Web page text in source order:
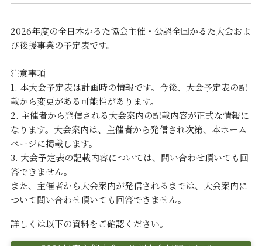
2026年度の全日本かるた協会主催・公認全国かるた大会およ
び後援事業の予定表です。
注意事項
1. 本大会予定表は計画時の情報です。今後、大会予定表の記
載から変更がある可能性があります。
2. 主催者から発信される大会案内の記載内容が正式な情報に
なります。大会案内は、主催者から発信され次第、本ホーム
ページに掲載します。
3. 大会予定表の記載内容については、問い合わせ頂いても回
答できません。
また、主催者から大会案内が発信されるまでは、大会案内に
ついて問い合わせ頂いても回答できません。
詳しくは以下の資料をご確認ください。